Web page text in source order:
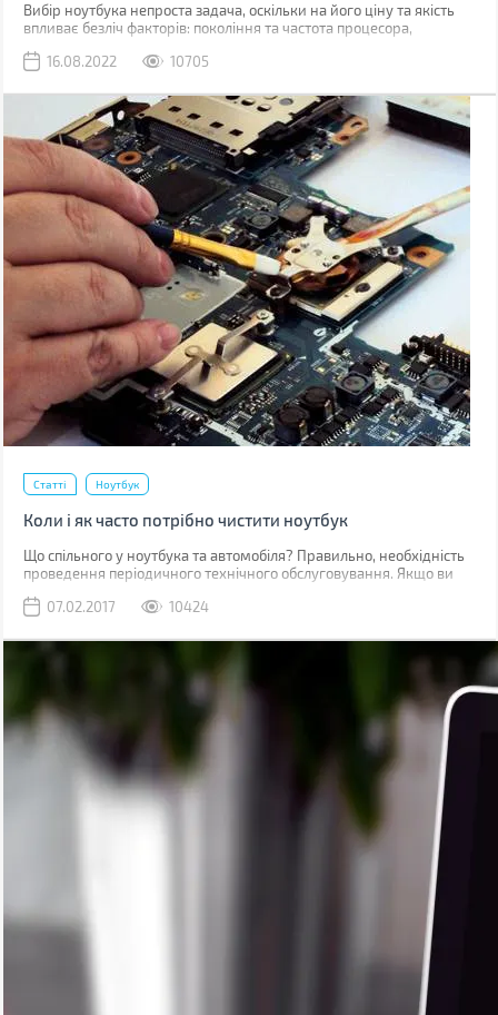
Вибір ноутбука непроста задача, оскільки на його ціну та якість
впливає безліч факторів: покоління та частота процесора,
тачпадом, клавіатурою тощо.
16.08.2022 10705
Статті Ноутбук
Коли і як часто потрібно чистити ноутбук
Що спільного у ноутбука та автомобіля? Правильно, необхідність
проведення періодичного технічного обслуговування. Якщо ви
ніж зазвичай, підгальмовувати, або ви просто хочете подовжити
коли, як і наскільки часто потрібно це робити, ми поговоримо в
07.02.2017 10424